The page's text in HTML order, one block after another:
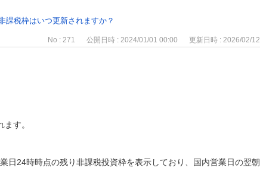
課税枠はいつ更新されますか？
No : 271 公開日時 : 2024/01/01 00:00 更新日時 : 2026/02/
す。
日24時時点の残り非課税投資枠を表示しており、国内営業日の翌